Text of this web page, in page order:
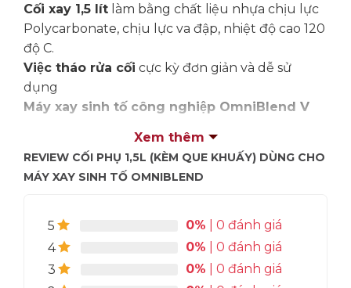
Cối xay 1,5 lítlàm bằng chất liệu nhựa chịu lực
Polycarbonate, chịu lực va đập, nhiệt độ cao 120
độ C.
Việc tháo rửa cối cực kỳ đơn giản và dễ sử
dụng
Máy xay sinh tố công nghiệp OmniBlend V
thương mại như quán cà phê, quán bar, nhà
hàng và câu lạc bộ.
Với cối phụ này, việc cùng lúc chuẩn bị đồ cho
nên thuận tiện hơn bao giờ hết!
Xem thêm
REVIEW CỐI PHỤ 1,5L (KÈM QUE KHUẤY) DÙNG CHO
MÁY XAY SINH TỐ OMNIBLEND
5 0% | 0 đánh giá
4
0% | 0 đánh giá
3
0% | 0 đánh giá